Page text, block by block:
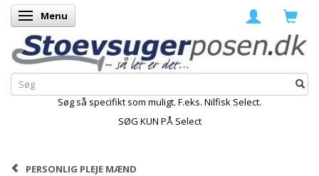
Skifte navigation
Menu
Søg så specifikt som muligt. F.eks. Nilfisk Select.
SØG KUN PÅ Select
PERSONLIG PLEJE MÆND